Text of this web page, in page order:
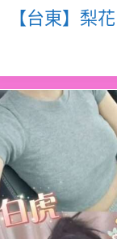
【台東】梨花